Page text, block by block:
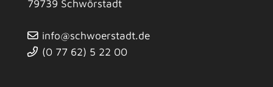
79739 Schwörstadt
info@schwoerstadt.de
(0 77 62) 5 22 00